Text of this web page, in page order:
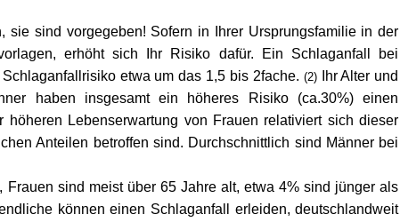
sie sind vorgegeben! Sofern in Ihrer Ursprungsfamilie in der
erhöht sich Ihr Risiko dafür. Ein Schlaganfall bei
etwa um das 1,5 bis 2fache. (2)Ihr Alter und
haben insgesamt ein höheres Risiko (ca.30%) einen
Lebenserwartung von Frauen relativiert sich dieser
Anteilen betroffen sind. Durchschnittlich sind Männer bei
sind meist über 65 Jahre alt, etwa 4% sind jünger als
können einen Schlaganfall erleiden, deutschlandweit